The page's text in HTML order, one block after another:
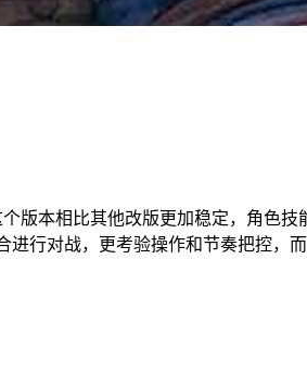
版本相比其他改版更加稳定，角色
行对战，更考验操作和节奏把控，而